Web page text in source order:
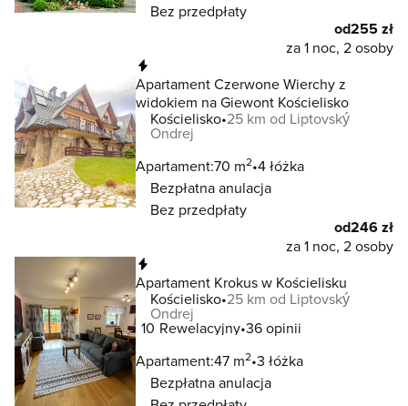
Bez przedpłaty
od255 zł
za 1 noc, 2 osoby
Apartament Czerwone Wierchy z
widokiem na Giewont Kościelisko
Kościelisko 25 km od Liptovský
Ondrej
Apartament:70 m2 4 łóżka
Bezpłatna anulacja
Bez przedpłaty
od246 zł
za 1 noc, 2 osoby
Apartament Krokus w Kościelisku
Kościelisko 25 km od Liptovský
Ondrej
10 Rewelacyjny 36 opinii
Apartament:47 m2 3 łóżka
Bezpłatna anulacja